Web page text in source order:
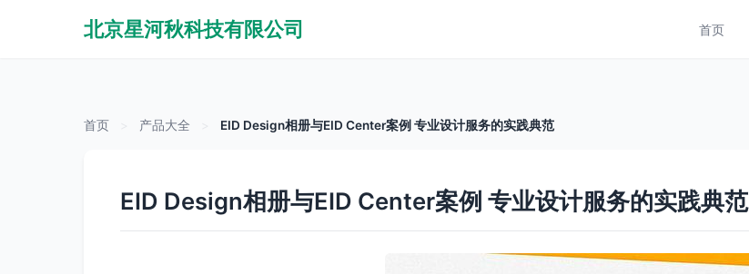
北京星河秋科技有限公司 首页
首页 产品大全 EID Design相册与EID Center案例 专业设计服务的实践典范
EID Design相册与EID Center案例 专业设计服务的实践典范